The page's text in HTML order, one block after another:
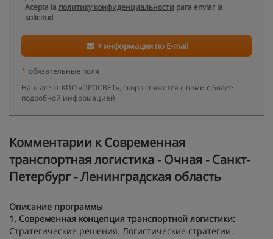
Acepta la политику конфиденциальности para enviar la
solicitud
+ информация по E-mail
* обязательные поля
Наш агент КПО «ПРОСВЕТ», скоро свяжется с вами с более
подробной информацией
Kомментарии к Современная
транспортная логистика - Очная - Санкт-
Петербург - Ленинградская область
Описание программы
1. Современная концепция транспортной логистики:
Стратегические решения. Логистические стратегии.